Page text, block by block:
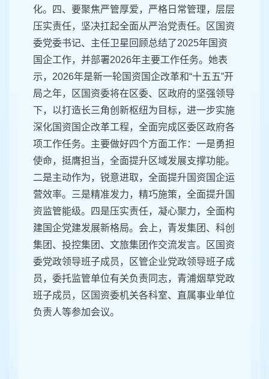
化。四、要聚焦严管厚爱，严格日常管理，层层
压实责任，坚决扛起全面从严治党责任。区国资
委党委书记、主任卫星回顾总结了2025年国资
国企工作，并部署2026年主要工作任务。她表
示，2026年是新一轮国资国企改革和“十五五”开
局之年，区国资委将在区委、区政府的坚强领导
下，以打造长三角创新枢纽为目标，进一步实施
深化国资国企改革工程，全面完成区委区政府各
项工作任务。主要做好四个方面工作：一是勇担
使命，挺膺担当，全面提升区域发展支撑功能。
二是主动作为，锐意进取，全面提升国资国企运
营效率。三是精准发力，精巧施策，全面提升国
资监管能级。四是压实责任‌，凝心聚力，全面构
建国企党建发展新格局。会上，青发集团、科创
集团、投控集团、文旅集团作交流发言。区国资
委党政领导班子成员，区管企业党政领导班子成
员，委托监管单位有关负责同志，青浦烟草党政
班子成员，区国资委机关各科室、直属事业单位
负责人等参加会议。